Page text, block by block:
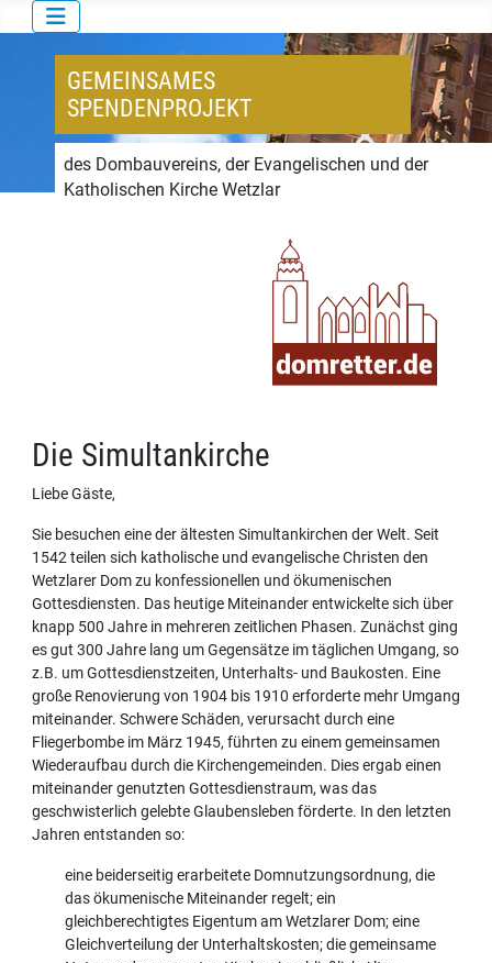
GEMEINSAMES
SPENDENPROJEKT
des Dombauvereins, der Evangelischen und der
Katholischen Kirche Wetzlar
Die Simultankirche
Liebe Gäste,
Sie besuchen eine der ältesten Simultankirchen der Welt. Seit
1542 teilen sich katholische und evangelische Christen den
Wetzlarer Dom zu konfessionellen und ökumenischen
Gottesdiensten. Das heutige Miteinander entwickelte sich über
knapp 500 Jahre in mehreren zeitlichen Phasen. Zunächst ging
es gut 300 Jahre lang um Gegensätze im täglichen Umgang, so
z.B. um Gottesdienstzeiten, Unterhalts- und Baukosten. Eine
große Renovierung von 1904 bis 1910 erforderte mehr Umgang
miteinander. Schwere Schäden, verursacht durch eine
Fliegerbombe im März 1945, führten zu einem gemeinsamen
Wiederaufbau durch die Kirchengemeinden. Dies ergab einen
miteinander genutzten Gottesdienstraum, was das
geschwisterlich gelebte Glaubensleben förderte. In den letzten
Jahren entstanden so:
eine beiderseitig erarbeitete Domnutzungsordnung, die
das ökumenische Miteinander regelt; ein
gleichberechtigtes Eigentum am Wetzlarer Dom; eine
Gleichverteilung der Unterhaltskosten; die gemeinsame